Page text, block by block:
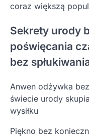
coraz większą
Sekrety urody
poświęcania
bez
Anwen odżywka
świecie urody
wysiłku
Piękno bez